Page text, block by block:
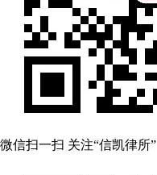
微信扫一扫 关注“信凯律所”